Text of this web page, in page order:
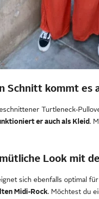
Schnitt kommt es
Turtleneck-
er auch als Kleid.
Look mit
sich ebenfalls optimal
Midi-Rock. Möchtest du